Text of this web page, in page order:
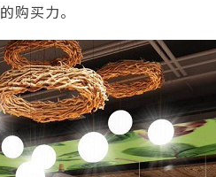
购买力。